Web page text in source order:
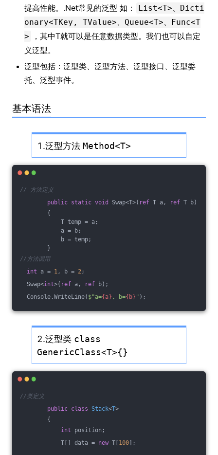
提高性能。.Net常见的泛型 如：
List<T>、Dicti
onary<TKey, TValue>、Queue<T>、Func<T
>
，其中T就可以是任意数据类型。我们也可以自定
义泛型。
泛型包括：泛型类、泛型方法、泛型接口、泛型委
托、泛型事件。
基本语法
1.泛型方法 Method<T>
// 方法定义
public static void Swap<T>( ref T a, ref T b)
{
T temp = a;
a = b;
b = temp;
}
//方法调用
int a = 1, b = 2;
Swap<int>( ref a, ref b);
Console.WriteLine( $"a={a} , b={b} " );
2.泛型类 class
GenericClass<T>{}
//类定义
public class Stack<T>
{
int position;
T[] data = new T[ 100 ];